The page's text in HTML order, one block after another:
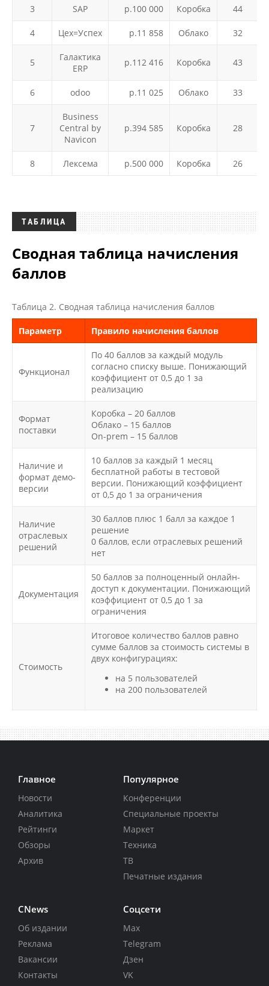
3 SAP р.100 000 Коробка 44
4 Цех=Успех р.11 858 Облако 32
5
Галактика
ERP
р.112 416 Коробка 43
6 odoo р.11 025 Облако 33
7
Business
Central by
Navicon
р.394 585 Коробка 28
8 Лексема р.500 000 Коробка 26
ТАБЛИЦА
Сводная таблица начисления
баллов
Таблица 2. Сводная таблица начисления баллов
Параметр Правило начисления баллов
Функционал
По 40 баллов за каждый модуль
согласно списку выше. Понижающий
коэффициент от 0,5 до 1 за
реализацию
Формат
поставки
Коробка – 20 баллов
Облако – 15 баллов
On-prem – 15 баллов
Наличие и
формат демо-
версии
10 баллов за каждый 1 месяц
бесплатной работы в тестовой
версии. Понижающий коэффициент
от 0,5 до 1 за ограничения
Наличие
отраслевых
решений
30 баллов плюс 1 балл за каждое 1
решение
0 баллов, если отраслевых решений
нет
Документация
50 баллов за полноценный онлайн-
доступ к документации. Понижающий
коэффициент от 0,5 до 1 за
ограничения
Стоимость
Итоговое количество баллов равно
сумме баллов за стоимость системы в
двух конфигурациях:
на 5 пользователей
на 200 пользователей
Главное
Новости
Аналитика
Рейтинги
Обзоры
Архив
Популярное
Конференции
Специальные проекты
Маркет
Техника
ТВ
Печатные издания
CNews
Об издании
Реклама
Вакансии
Контакты
Соцсети
Max
Telegram
Дзен
VK